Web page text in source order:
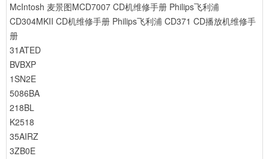
McIntosh 麦景图MCD7007 CD机维修手册 Philips飞利浦
CD304MKII CD机维修手册 Philips飞利浦 CD371 CD播放机维修手
册
31ATED
BVBXP
1SN2E
5086BA
218BL
K2518
35AIRZ
3ZB0E